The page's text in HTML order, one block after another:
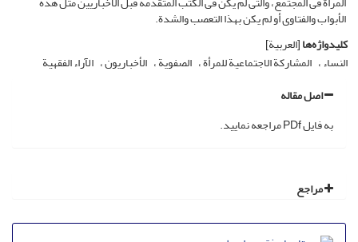
الأبواب والفتاوی أو لم یکن بهذا التعصب والشدة.
کلیدواژه‌ها[العربیة]
النساء المشارکة الاجتماعیة للمرأة الصفویة الأخباریون الآراء الفقهیة
اصل مقاله
به فایل PDf مراجعه نمایید.
مراجع